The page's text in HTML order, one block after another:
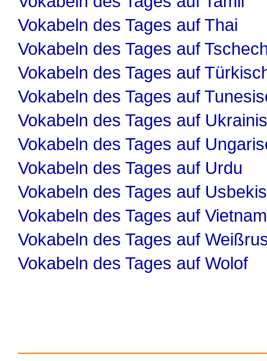
Vokabeln des Tages auf Thai
Vokabeln des Tages auf
Vokabeln des Tages auf
Vokabeln des Tages auf
Vokabeln des Tages auf
Vokabeln des Tages auf
Vokabeln des Tages auf Urdu
Vokabeln des Tages auf
Vokabeln des Tages auf
Vokabeln des Tages auf
Vokabeln des Tages auf Wolof